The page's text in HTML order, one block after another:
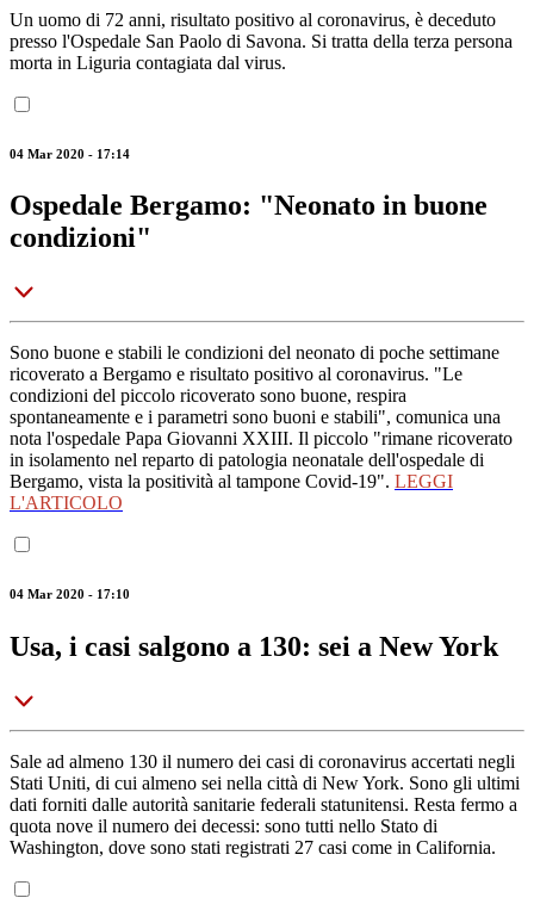
Un uomo di 72 anni, risultato positivo al coronavirus, è deceduto
presso l'Ospedale San Paolo di Savona. Si tratta della terza persona
morta in Liguria contagiata dal virus.
04 Mar 2020 - 17:14
Ospedale Bergamo: "Neonato in buone
condizioni"
Sono buone e stabili le condizioni del neonato di poche settimane
ricoverato a Bergamo e risultato positivo al coronavirus. "Le
condizioni del piccolo ricoverato sono buone, respira
spontaneamente e i parametri sono buoni e stabili", comunica una
nota l'ospedale Papa Giovanni XXIII. Il piccolo "rimane ricoverato
in isolamento nel reparto di patologia neonatale dell'ospedale di
Bergamo, vista la positività al tampone Covid-19". LEGGI
L'ARTICOLO
04 Mar 2020 - 17:10
Usa, i casi salgono a 130: sei a New York
Sale ad almeno 130 il numero dei casi di coronavirus accertati negli
Stati Uniti, di cui almeno sei nella città di New York. Sono gli ultimi
dati forniti dalle autorità sanitarie federali statunitensi. Resta fermo a
quota nove il numero dei decessi: sono tutti nello Stato di
Washington, dove sono stati registrati 27 casi come in California.